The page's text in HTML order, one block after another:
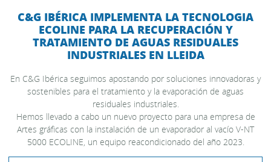
C&G IBÉRICA IMPLEMENTA LA TECNOLOGIA
ECOLINE PARA LA RECUPERACIÓN Y
TRATAMIENTO DE AGUAS RESIDUALES
INDUSTRIALES EN LLEIDA
En C&G Ibérica seguimos apostando por soluciones innovadoras y
sostenibles para el tratamiento y la evaporación de aguas
residuales industriales.
Hemos llevado a cabo un nuevo proyecto para una empresa de
Artes gráficas con la instalación de un evaporador al vacío V-NT
5000 ECOLINE, un equipo reacondicionado del año 2023.